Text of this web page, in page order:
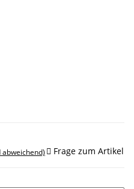
abweichend) Frage zum Artikel